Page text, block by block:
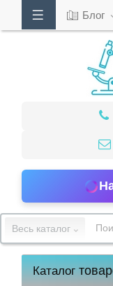
53-
15
Блог
Весь каталог
Каталог